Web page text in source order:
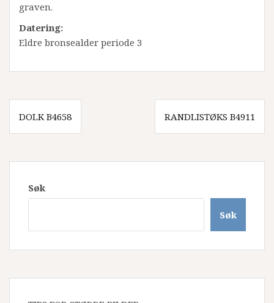
graven.
Datering:
Eldre bronsealder periode 3
Innleggsnavigasjon
DOLK B4658 RANDLISTØKS B4911
Søk
Søk